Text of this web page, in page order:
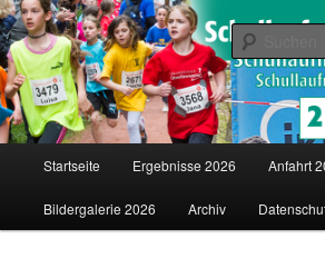
Saarländische Schullaufmeisterschaften in
Zum
Inhalt
Startseite Ergebnisse 2026 Anfahrt
Bildergalerie 2026 Archiv